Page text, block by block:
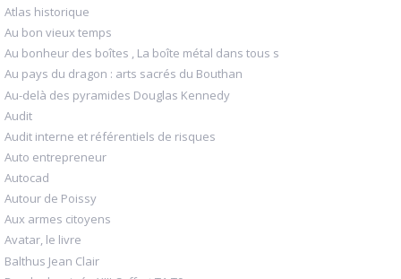
Atlas historique
Au bon vieux temps
Au bonheur des boîtes , La boîte métal dans tous s
Au pays du dragon : arts sacrés du Bouthan
Au-delà des pyramides Douglas Kennedy
Audit
Audit interne et référentiels de risques
Auto entrepreneur
Autocad
Autour de Poissy
Aux armes citoyens
Avatar, le livre
Balthus Jean Clair